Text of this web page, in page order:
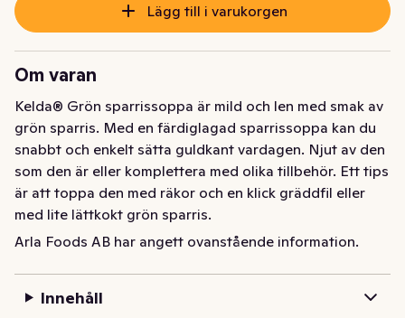
Lägg till i varukorgen
Om varan
Kelda® Grön sparrissoppa är mild och len med smak av
grön sparris. Med en färdiglagad sparrissoppa kan du
snabbt och enkelt sätta guldkant vardagen. Njut av den
som den är eller komplettera med olika tillbehör. Ett tips
är att toppa den med räkor och en klick gräddfil eller
med lite lättkokt grön sparris.
Kelda® Grön sparrissoppa är mild och len med smak av
den som den är eller komplettera med olika tillbehör. Ett
Arla Foods AB har angett ovanstående information.
Innehåll